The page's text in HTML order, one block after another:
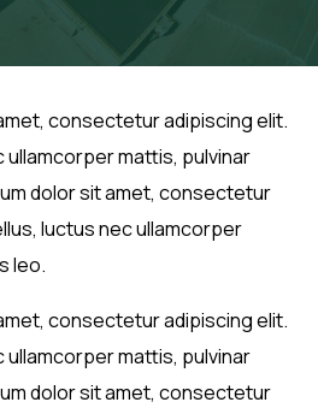
consectetur adipiscing elit.
ullamcorper mattis, pulvinar
dolor sit amet, consectetur
luctus nec ullamcorper
leo.
consectetur adipiscing elit.
ullamcorper mattis, pulvinar
dolor sit amet, consectetur